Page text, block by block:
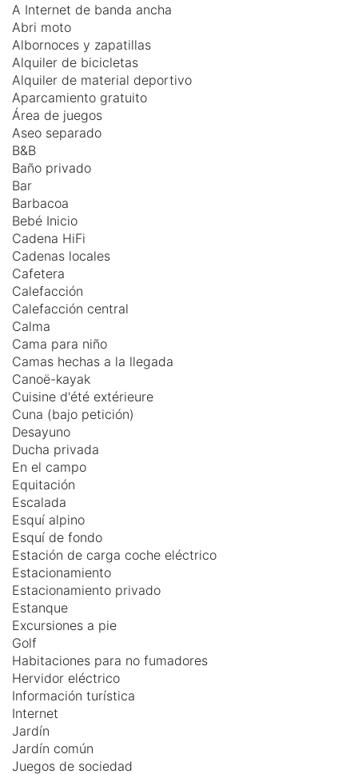
A Internet de banda ancha
Abri moto
Albornoces y zapatillas
Alquiler de bicicletas
Alquiler de material deportivo
Aparcamiento gratuito
Área de juegos
Aseo separado
B&B
Baño privado
Bar
Barbacoa
Bebé Inicio
Cadena HiFi
Cadenas locales
Cafetera
Calefacción
Calefacción central
Calma
Cama para niño
Camas hechas a la llegada
Canoë-kayak
Cuisine d'été extérieure
Cuna (bajo petición)
Desayuno
Ducha privada
En el campo
Equitación
Escalada
Esquí alpino
Esquí de fondo
Estación de carga coche eléctrico
Estacionamiento
Estacionamiento privado
Estanque
Excursiones a pie
Golf
Habitaciones para no fumadores
Hervidor eléctrico
Información turística
Internet
Jardín
Jardín común
Juegos de sociedad